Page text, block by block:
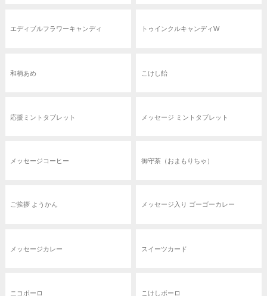
エディブルフラワーキャンディ トゥインクルキャンディW
和柄あめ こけし飴
応援ミントタブレット メッセージ ミントタブレット
メッセージコーヒー 御守茶（おまもりちゃ）
ご挨拶 ようかん メッセージ入り ゴーゴーカレー
メッセージカレー スイーツカード
ニコボーロ こけしボーロ